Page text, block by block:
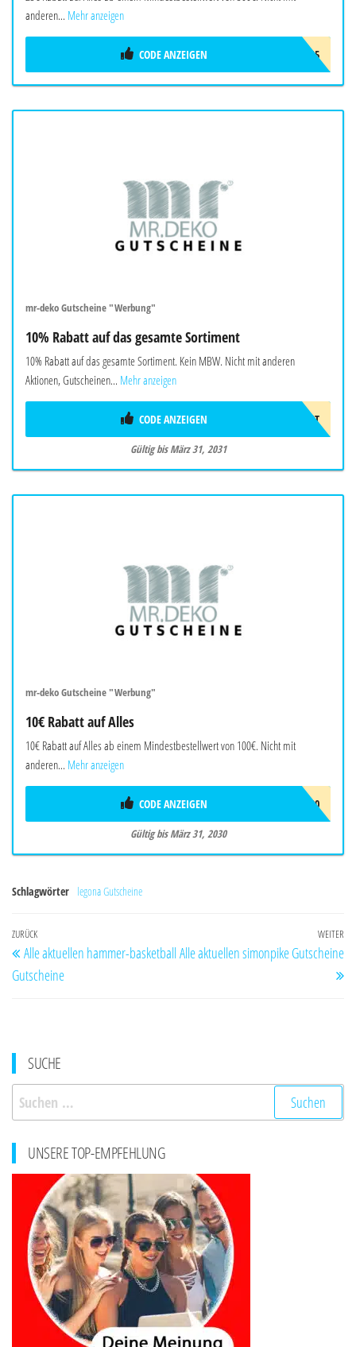
anderen... Mehr anzeigen
VENOVIADC25
CODE ANZEIGEN
mr-deko Gutscheine "Werbung"
10% Rabatt auf das gesamte Sortiment
10% Rabatt auf das gesamte Sortiment. Kein MBW. Nicht mit anderen
Aktionen, Gutscheinen... Mehr anzeigen
10PROZENT
CODE ANZEIGEN
Gültig bis März 31, 2031
mr-deko Gutscheine "Werbung"
10€ Rabatt auf Alles
10€ Rabatt auf Alles ab einem Mindestbestellwert von 100€. Nicht mit
anderen... Mehr anzeigen
MD10AB100
CODE ANZEIGEN
Gültig bis März 31, 2030
Schlagwörter legona Gutscheine
Beitragsnavigation
Vorheriger
Beitrag
ZURÜCK
Alle aktuellen hammer-basketball
Gutscheine
WEITER
Alle aktuellen simonpike Gutscheine
SUCHE
Suchen
nach:
UNSERE TOP-EMPFEHLUNG